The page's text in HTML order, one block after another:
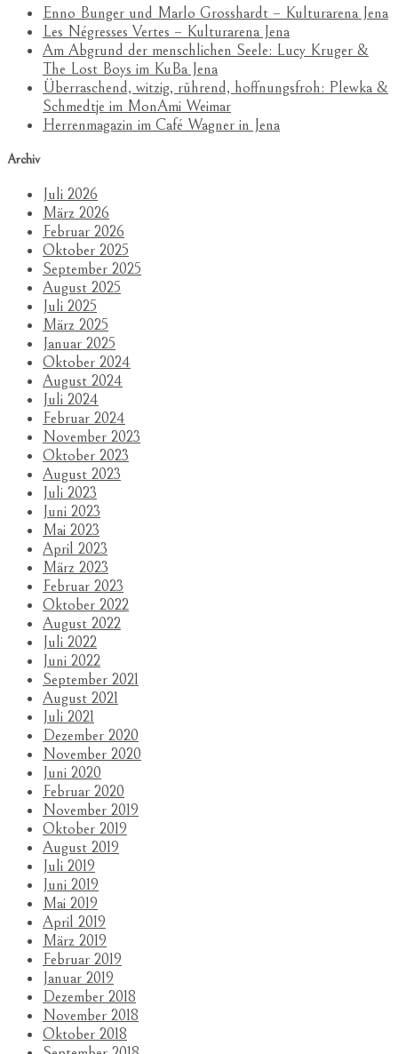
Enno Bunger und Marlo Grosshardt – Kulturarena Jena
Les Négresses Vertes – Kulturarena Jena
Am Abgrund der menschlichen Seele: Lucy Kruger &
The Lost Boys im KuBa Jena
Überraschend, witzig, rührend, hoffnungsfroh: Plewka &
Schmedtje im MonAmi Weimar
Herrenmagazin im Café Wagner in Jena
Archiv
Juli 2026
März 2026
Februar 2026
Oktober 2025
September 2025
August 2025
Juli 2025
März 2025
Januar 2025
Oktober 2024
August 2024
Juli 2024
Februar 2024
November 2023
Oktober 2023
August 2023
Juli 2023
Juni 2023
Mai 2023
April 2023
März 2023
Februar 2023
Oktober 2022
August 2022
Juli 2022
Juni 2022
September 2021
August 2021
Juli 2021
Dezember 2020
November 2020
Juni 2020
Februar 2020
November 2019
Oktober 2019
August 2019
Juli 2019
Juni 2019
Mai 2019
April 2019
März 2019
Februar 2019
Januar 2019
Dezember 2018
November 2018
Oktober 2018